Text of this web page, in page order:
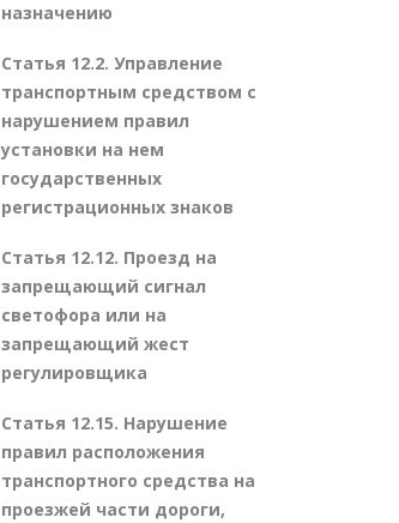
назначению
Статья 12.2. Управление
транспортным средством с
нарушением правил
установки на нем
государственных
регистрационных знаков
Статья 12.12. Проезд на
запрещающий сигнал
светофора или на
запрещающий жест
регулировщика
Статья 12.15. Нарушение
правил расположения
транспортного средства на
проезжей части дороги,